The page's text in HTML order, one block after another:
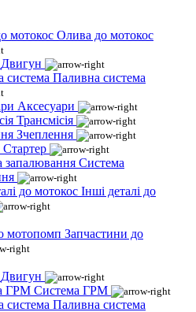
Олива до мотокос
Двигун
Паливна система
Аксесуари
Трансмісія
Зчеплення
Стартер
Система
Інші деталі до
Запчастини до
Двигун
Система ГРМ
Паливна система